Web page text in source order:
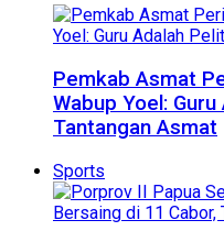
Pemkab Asmat
Wabup Yoel:
Tantangan Asmat
Sports